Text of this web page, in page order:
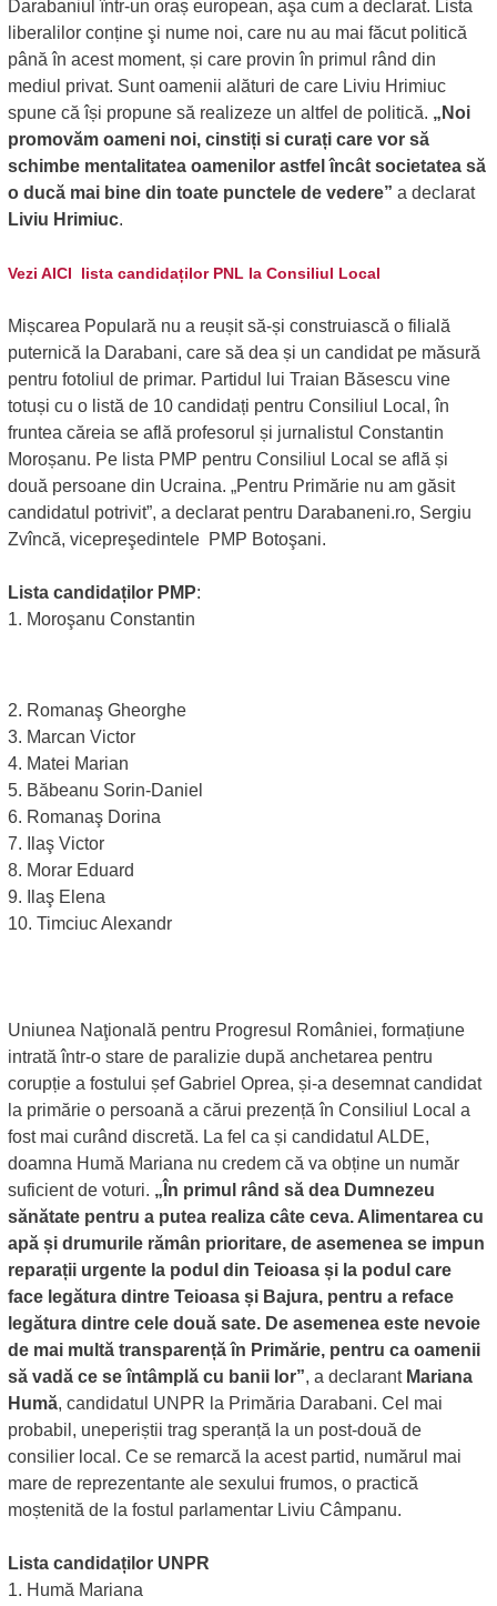
Darabaniul într-un oraș european, aşa cum a declarat. Lista
liberalilor conține şi nume noi, care nu au mai făcut politică
până în acest moment, și care provin în primul rând din
mediul privat. Sunt oamenii alături de care Liviu Hrimiuc
spune că își propune să realizeze un altfel de politică. „Noi
promovăm oameni noi, cinstiți si curați care vor să
schimbe mentalitatea oamenilor astfel încât societatea să
o ducă mai bine din toate punctele de vedere” a declarat
Liviu Hrimiuc.
Vezi AICI lista candidaților PNL la Consiliul Local
Mișcarea Populară nu a reușit să-și construiască o filială
puternică la Darabani, care să dea și un candidat pe măsură
pentru fotoliul de primar. Partidul lui Traian Băsescu vine
totuși cu o listă de 10 candidați pentru Consiliul Local, în
fruntea căreia se află profesorul și jurnalistul Constantin
Moroșanu. Pe lista PMP pentru Consiliul Local se află și
două persoane din Ucraina. „Pentru Primărie nu am găsit
candidatul potrivit”, a declarat pentru Darabaneni.ro, Sergiu
Zvîncă, vicepreşedintele PMP Botoşani.
Lista candidaților PMP:
1. Moroşanu Constantin
2. Romanaş Gheorghe
3. Marcan Victor
4. Matei Marian
5. Băbeanu Sorin-Daniel
6. Romanaş Dorina
7. Ilaş Victor
8. Morar Eduard
9. Ilaş Elena
10. Timciuc Alexandr
Uniunea Naţională pentru Progresul României, formațiune
intrată într-o stare de paralizie după anchetarea pentru
corupție a fostului șef Gabriel Oprea, și-a desemnat candidat
la primărie o persoană a cărui prezență în Consiliul Local a
fost mai curând discretă. La fel ca și candidatul ALDE,
doamna Humă Mariana nu credem că va obține un număr
suficient de voturi. „În primul rând să dea Dumnezeu
sănătate pentru a putea realiza câte ceva. Alimentarea cu
apă și drumurile rămân prioritare, de asemenea se impun
reparații urgente la podul din Teioasa și la podul care
face legătura dintre Teioasa și Bajura, pentru a reface
legătura dintre cele două sate. De asemenea este nevoie
de mai multă transparență în Primărie, pentru ca oamenii
să vadă ce se întâmplă cu banii lor”, a declarant Mariana
Humă, candidatul UNPR la Primăria Darabani. Cel mai
probabil, uneperiștii trag speranță la un post-două de
consilier local. Ce se remarcă la acest partid, numărul mai
mare de reprezentante ale sexului frumos, o practică
moștenită de la fostul parlamentar Liviu Câmpanu.
Lista candidaților UNPR
1. Humă Mariana